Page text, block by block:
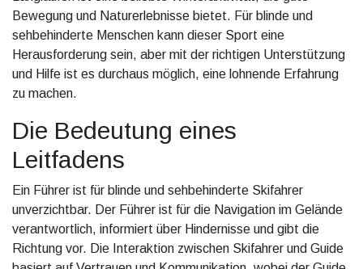
Bewegung und Naturerlebnisse bietet. Für blinde und
sehbehinderte Menschen kann dieser Sport eine
Herausforderung sein, aber mit der richtigen Unterstützung
und Hilfe ist es durchaus möglich, eine lohnende Erfahrung
zu machen.
Die Bedeutung eines
Leitfadens
Ein Führer ist für blinde und sehbehinderte Skifahrer
unverzichtbar. Der Führer ist für die Navigation im Gelände
verantwortlich, informiert über Hindernisse und gibt die
Richtung vor. Die Interaktion zwischen Skifahrer und Guide